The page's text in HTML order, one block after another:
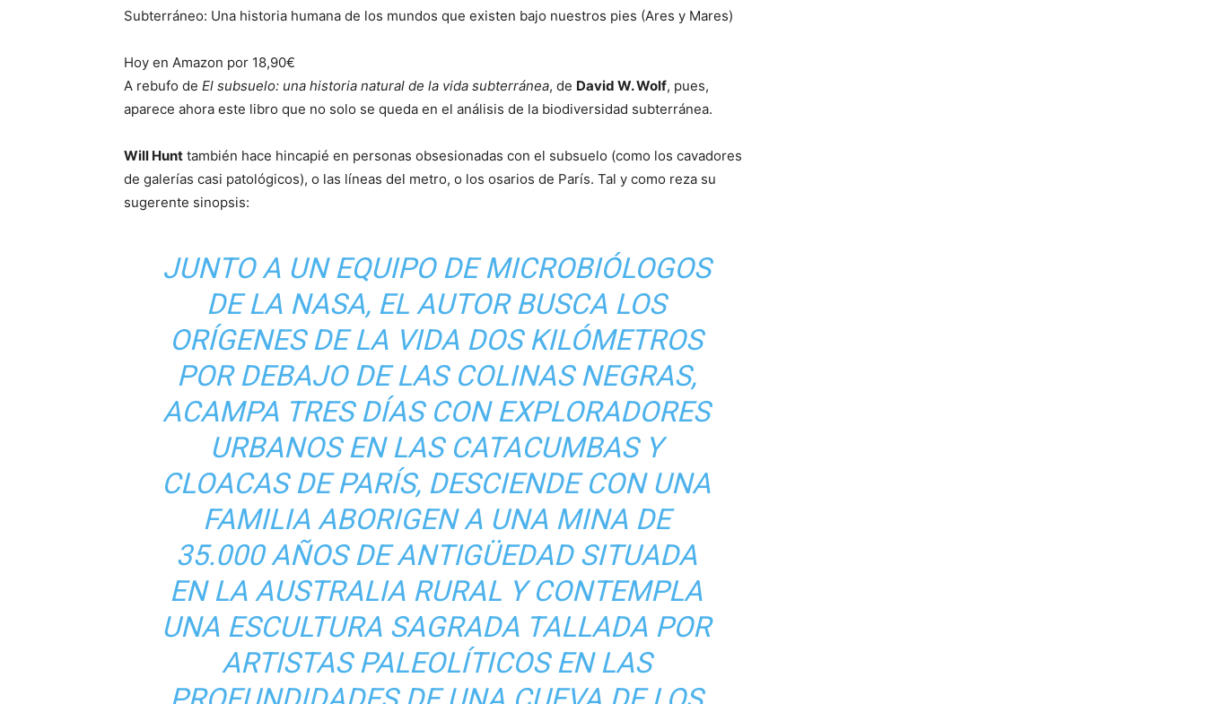
Subterráneo: Una historia humana de los mundos que existen bajo nuestros pies (Ares y Mares)
Hoy en Amazon por 18,90€
A rebufo de El subsuelo: una historia natural de la vida subterránea, de David W. Wolf, pues,
aparece ahora este libro que no solo se queda en el análisis de la biodiversidad subterránea.
Will Hunt también hace hincapié en personas obsesionadas con el subsuelo (como los cavadores
de galerías casi patológicos), o las líneas del metro, o los osarios de París. Tal y como reza su
sugerente sinopsis:
JUNTO A UN EQUIPO DE MICROBIÓLOGOS
DE LA NASA, EL AUTOR BUSCA LOS
ORÍGENES DE LA VIDA DOS KILÓMETROS
POR DEBAJO DE LAS COLINAS NEGRAS,
ACAMPA TRES DÍAS CON EXPLORADORES
URBANOS EN LAS CATACUMBAS Y
CLOACAS DE PARÍS, DESCIENDE CON UNA
FAMILIA ABORIGEN A UNA MINA DE
35.000 AÑOS DE ANTIGÜEDAD SITUADA
EN LA AUSTRALIA RURAL Y CONTEMPLA
UNA ESCULTURA SAGRADA TALLADA POR
ARTISTAS PALEOLÍTICOS EN LAS